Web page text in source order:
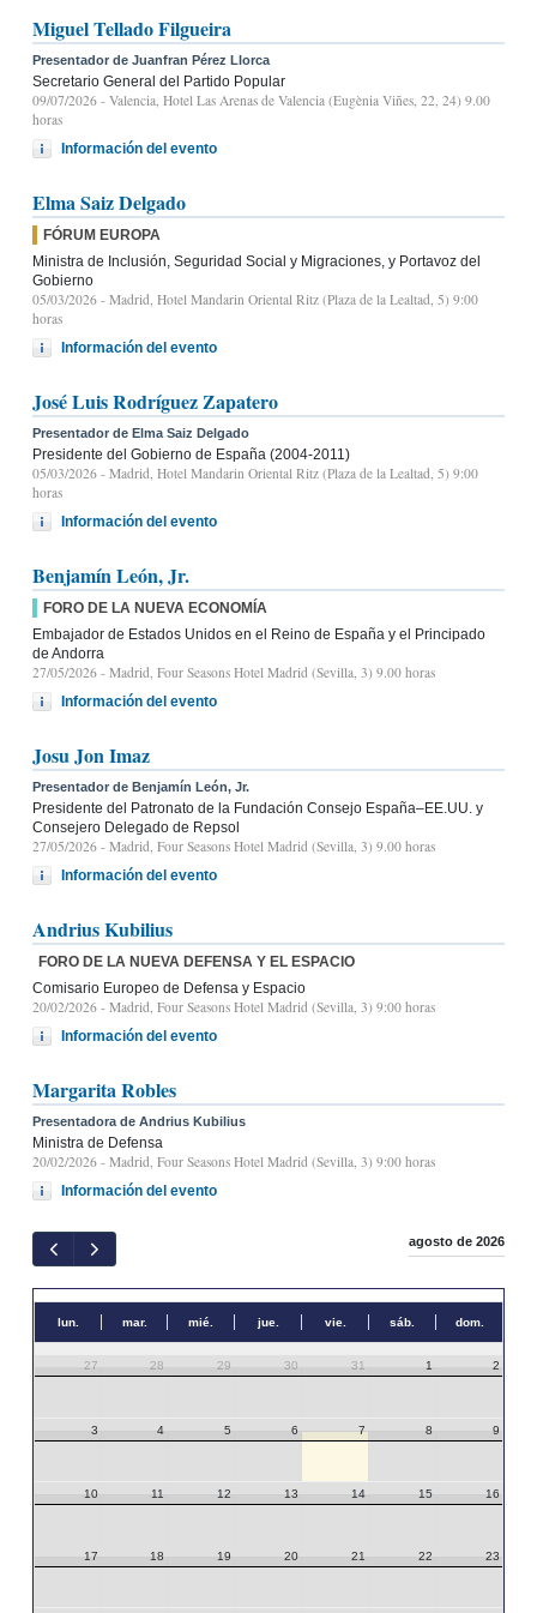
Miguel Tellado Filgueira
Presentador de Juanfran Pérez Llorca
Secretario General del Partido Popular
09/07/2026 - Valencia, Hotel Las Arenas de Valencia (Eugènia Viñes, 22, 24) 9.00
horas
Información del evento
Elma Saiz Delgado
FÓRUM EUROPA
Ministra de Inclusión, Seguridad Social y Migraciones, y Portavoz del
Gobierno
05/03/2026 - Madrid, Hotel Mandarin Oriental Ritz (Plaza de la Lealtad, 5) 9:00
horas
Información del evento
José Luis Rodríguez Zapatero
Presentador de Elma Saiz Delgado
Presidente del Gobierno de España (2004-2011)
05/03/2026 - Madrid, Hotel Mandarin Oriental Ritz (Plaza de la Lealtad, 5) 9:00
horas
Información del evento
Benjamín León, Jr.
FORO DE LA NUEVA ECONOMÍA
Embajador de Estados Unidos en el Reino de España y el Principado
de Andorra
27/05/2026 - Madrid, Four Seasons Hotel Madrid (Sevilla, 3) 9.00 horas
Información del evento
Josu Jon Imaz
Presentador de Benjamín León, Jr.
Presidente del Patronato de la Fundación Consejo España–EE.UU. y
Consejero Delegado de Repsol
27/05/2026 - Madrid, Four Seasons Hotel Madrid (Sevilla, 3) 9.00 horas
Información del evento
Andrius Kubilius
FORO DE LA NUEVA DEFENSA Y EL ESPACIO
Comisario Europeo de Defensa y Espacio
20/02/2026 - Madrid, Four Seasons Hotel Madrid (Sevilla, 3) 9:00 horas
Información del evento
Margarita Robles
Presentadora de Andrius Kubilius
Ministra de Defensa
20/02/2026 - Madrid, Four Seasons Hotel Madrid (Sevilla, 3) 9:00 horas
Información del evento
agosto de 2026
lun. mar. mié. jue. vie. sáb. dom.
27 28 29 30 31 1 2
3 4 5 6 7 8 9
10 11 12 13 14 15 16
17 18 19 20 21 22 23